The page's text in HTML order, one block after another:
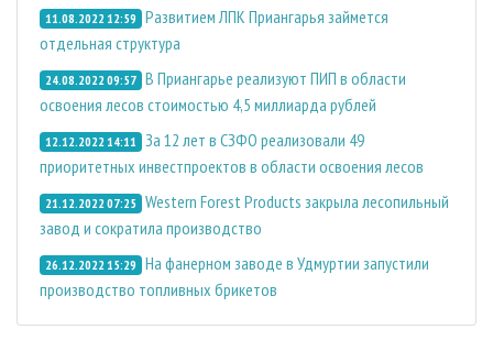
11.08.2022 12:59 Развитием ЛПК Приангарья займется
отдельная структура
24.08.2022 09:57 В Приангарье реализуют ПИП в области
освоения лесов стоимостью 4,5 миллиарда рублей
12.12.2022 14:11 За 12 лет в СЗФО реализовали 49
приоритетных инвестпроектов в области освоения лесов
21.12.2022 07:25 Western Forest Products закрыла лесопильный
завод и сократила производство
26.12.2022 15:29 На фанерном заводе в Удмуртии запустили
производство топливных брикетов